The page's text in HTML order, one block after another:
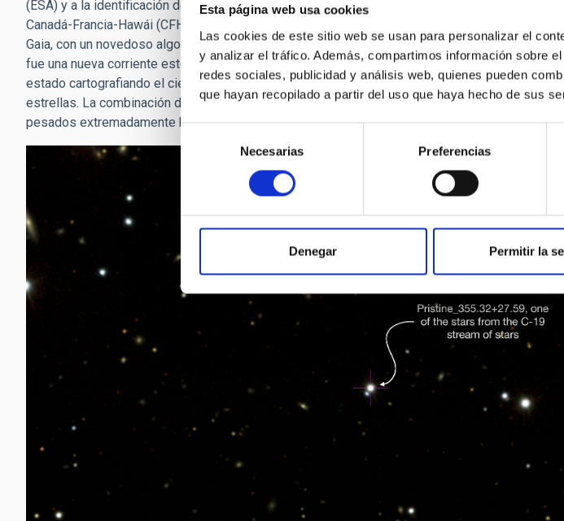
Esta página web usa cookies
Las cookies de este sitio web se usan para personalizar el
y analizar el tráfico. Además, compartimos información sobre
redes sociales, publicidad y análisis web, quienes pueden
que hayan recopilado a partir del uso que haya hecho de sus
consentimiento
Necesarias Preferencias
Denegar Permitir la
(ESA) y a la identificación de estrellas primitivas por el Pristine Survey, que se está llevando a
Canadá-Francia-Hawái (CFHT), en Mauna Kea. El
Gaia, con un novedoso algoritmo para aislar estas raras agrupaciones de estrellas. Una de
fue una nueva corriente estelar, que el equipo denominó "C-19". Paralelamente, el estudio
estado cartografiando el cielo para medir sistemáticamente el porcentaje de elementos
estrellas. La combinación de estos dos estudios reveló que el C-19 contiene estrellas con
pesados extremadamente baja.